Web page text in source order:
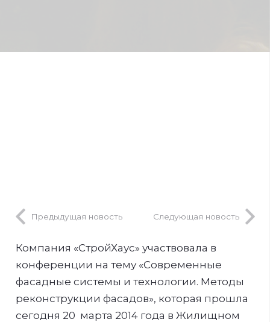
Предыдущая новость Следующая новость
Компания «СтройХаус» участвовала в
конференции на тему «Современные
фасадные системы и технологии. Методы
реконструкции фасадов», которая прошла
сегодня 20 марта 2014 года в Жилищном